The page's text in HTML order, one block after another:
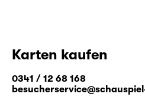
Karten kaufen
0341 / 12 68 168